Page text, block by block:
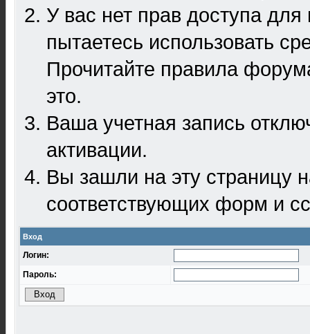
У вас нет прав доступа
пытаетесь использовать
Прочитайте правила
это.
Ваша учетная запись
активации.
Вы зашли на эту
соответствующих форм и
Вход
Логин:
Пароль: